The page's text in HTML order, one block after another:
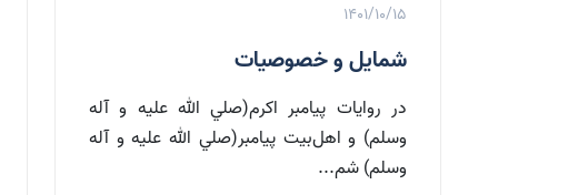
1401/10/15
شمايل و خصوصيات
در روايات پيامبر اكرم(صلي الله عليه و آله
وسلم) و اهل‌بيت پيامبر(صلي الله عليه و آله
وسلم) شم...